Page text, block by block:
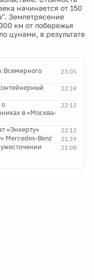
начинается от 150
Землетрясение
км от побережья
цунами, в результате
23:05
Всемирного
22:34
22:12
о
в «Москва-
22:12
«Энхерту»
21:39
Mercedes-Benz
21:08